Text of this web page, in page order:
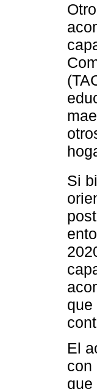
Si
que
El
con
que